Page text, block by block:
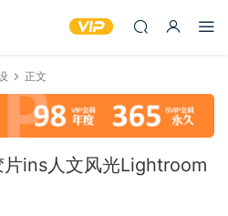
正文
片ins人文风光Lightroom